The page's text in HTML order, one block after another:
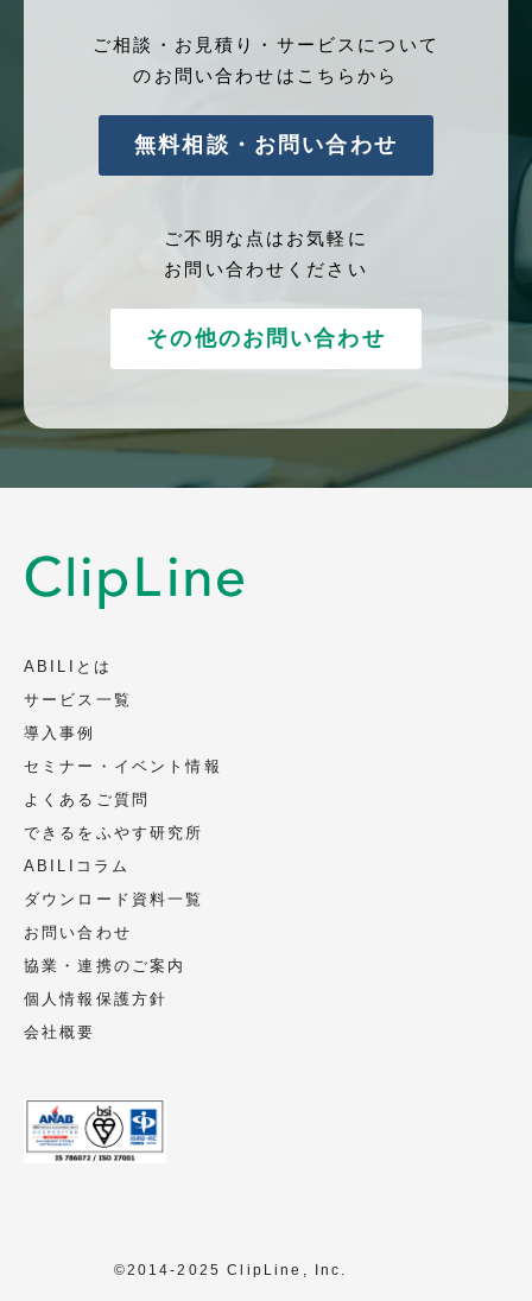
ご相談・お見積り・サービスについて
のお問い合わせはこちらから
無料相談・お問い合わせ
ご不明な点はお気軽に
お問い合わせください
その他のお問い合わせ
ABILIとは
サービス一覧
導入事例
セミナー・イベント情報
よくあるご質問
できるをふやす研究所
ABILIコラム
ダウンロード資料一覧
お問い合わせ
協業・連携のご案内
個人情報保護方針
会社概要
©2014-2025 ClipLine, Inc.